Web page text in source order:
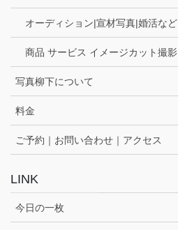
オーディション|宣材写真|婚活など
商品 サービス イメージカット撮影
写真柳下について
料金
ご予約｜お問い合わせ｜アクセス
LINK
今日の一枚